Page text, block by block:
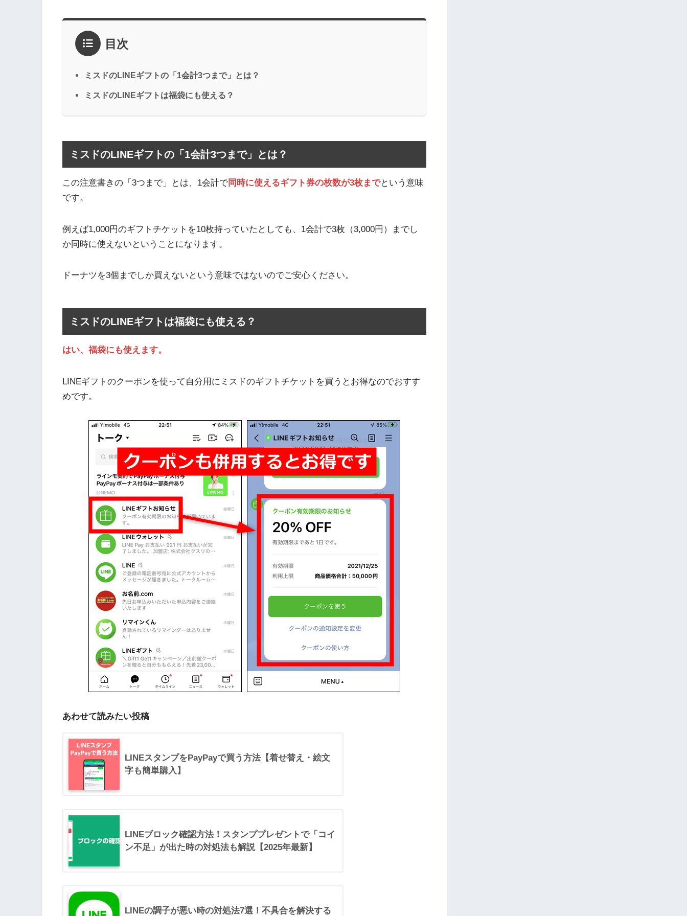
目次
ミスドのLINEギフトの「1会計3つまで」とは？
ミスドのLINEギフトは福袋にも使える？
ミスドのLINEギフトの「1会計3つまで」とは？
この注意書きの「3つまで」とは、1会計で 同時に使えるギフト券の枚数が3枚までという意味
です。
例えば1,000円のギフトチケットを10枚持っていたとしても、1会計で3枚（3,000円）までし
か同時に使えないということになります。
ドーナツを3個までしか買えないという意味ではないのでご安心ください。
ミスドのLINEギフトは福袋にも使える？
はい、福袋にも使えます。
LINEギフトのクーポンを使って自分用にミスドのギフトチケットを買うとお得なのでおすす
めです。
あわせて読みたい投稿
LINEスタンプをPayPayで買う方法【着せ替え・絵文
字も簡単購入】
LINEブロック確認方法！スタンププレゼントで「コイ
ン不足」が出た時の対処法も解説【2025年最新】
LINEの調子が悪い時の対処法7選！不具合を解決する